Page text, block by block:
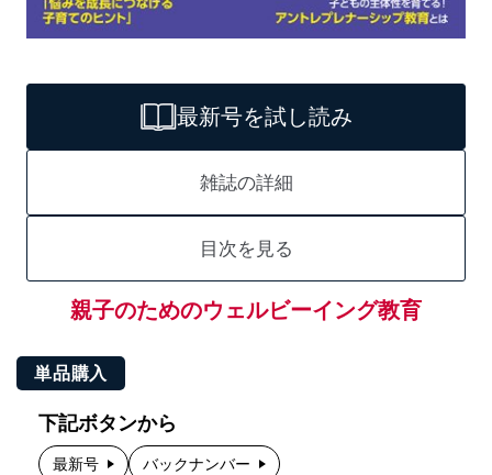
最新号を試し読み
雑誌の詳細
目次を見る
親子のためのウェルビーイング教育
単品購入
下記ボタンから
最新号 バックナンバー